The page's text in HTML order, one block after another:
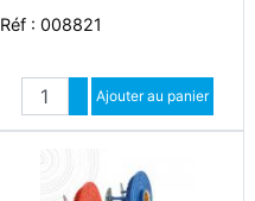
Réf : 008821
Quantité
Augmenter quantité
Diminuer quantité
Ajouter au panier